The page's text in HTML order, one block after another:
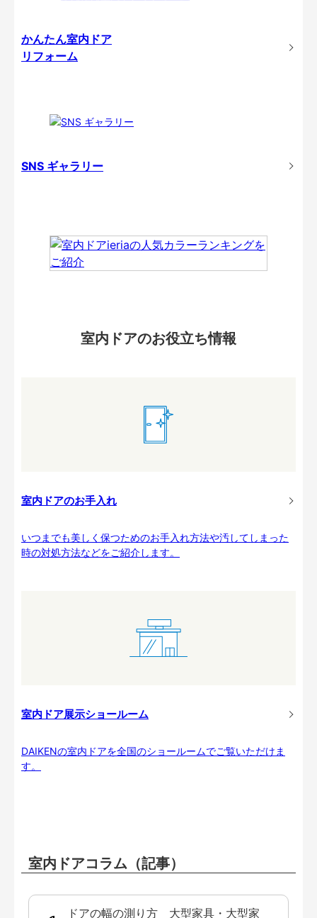
かんたん室内ドア
リフォーム
SNS ギャラリー
室内ドアのお役立ち情報
室内ドアのお手入れ
いつまでも美しく保つためのお手入れ方法や汚してしまった
時の対処方法などをご紹介します。
室内ドア展示ショールーム
DAIKENの室内ドアを全国のショールームでご覧いただけま
す。
室内ドアコラム（記事）
ドアの幅の測り方 大型家具・大型家